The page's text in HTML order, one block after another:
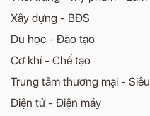
Xây dựng - BĐS
Du học - Đào tạo
Cơ khí - Chế tạo
Trung tâm thương mại -
Điện tử - Điện máy